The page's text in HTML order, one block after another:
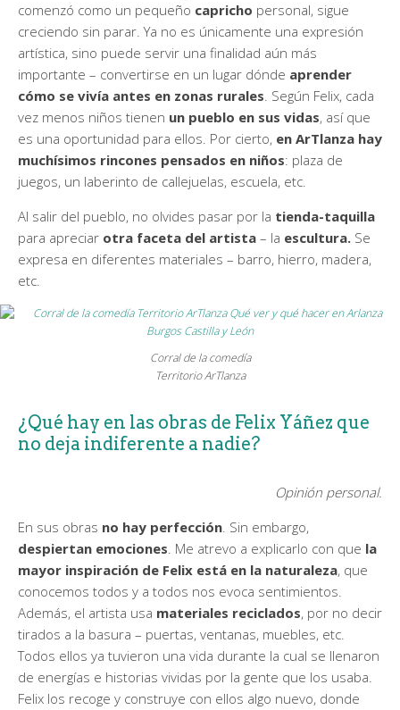
comenzó como un pequeño capricho personal, sigue
creciendo sin parar. Ya no es únicamente una expresión
artística, sino puede servir una finalidad aún más
importante – convertirse en un lugar dónde aprender
cómo se vivía antes en zonas rurales. Según Felix, cada
vez menos niños tienen un pueblo en sus vidas, así que
es una oportunidad para ellos. Por cierto, en ArTlanza hay
muchísimos rincones pensados en niños: plaza de
juegos, un laberinto de callejuelas, escuela, etc.
Al salir del pueblo, no olvides pasar por la tienda-taquilla
para apreciar otra faceta del artista – la escultura. Se
expresa en diferentes materiales – barro, hierro, madera,
etc.
Corral de la comedía
Territorio ArTlanza
¿Qué hay en las obras de Felix Yáñez que
no deja indiferente a nadie?
Opinión personal.
En sus obras no hay perfección. Sin embargo,
despiertan emociones. Me atrevo a explicarlo con que la
mayor inspiración de Felix está en la naturaleza, que
conocemos todos y a todos nos evoca sentimientos.
Además, el artista usa materiales reciclados, por no decir
tirados a la basura – puertas, ventanas, muebles, etc.
Todos ellos ya tuvieron una vida durante la cual se llenaron
de energías e historias vividas por la gente que los usaba.
Felix los recoge y construye con ellos algo nuevo, donde